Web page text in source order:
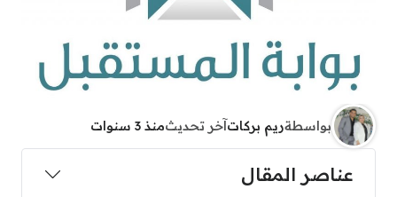
بواسطةريم بركاتآخر تحديثمنذ 3 سنوات
عناصر المقال